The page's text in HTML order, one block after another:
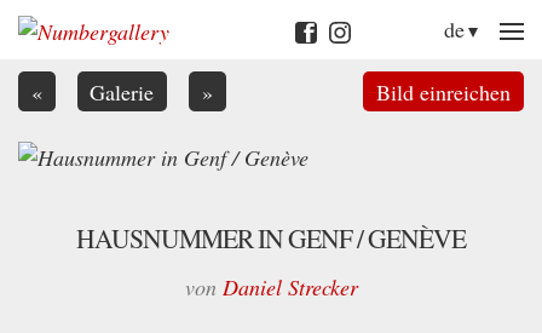
de
« Galerie » Bild einreichen
HAUSNUMMER IN GENF / GENÈVE
von Daniel Strecker